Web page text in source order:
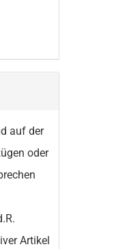
auf der
oder
Artikel